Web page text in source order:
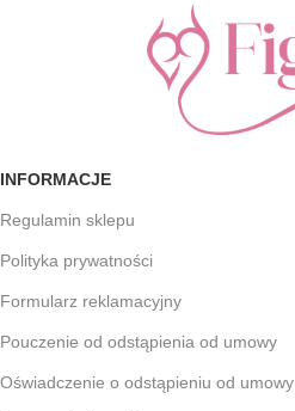
INFORMACJE
Regulamin sklepu
Polityka prywatności
Formularz reklamacyjny
Pouczenie od odstąpienia od umowy
Oświadczenie o odstąpieniu od umowy